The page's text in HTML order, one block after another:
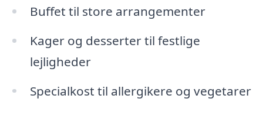
Buffet til store arrangementer
Kager og desserter til festlige
lejligheder
Specialkost til allergikere og vegetarer